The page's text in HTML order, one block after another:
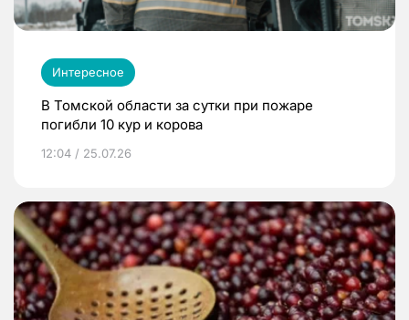
Интересное
В Томской области за сутки при пожаре
погибли 10 кур и корова
12:04 / 25.07.26